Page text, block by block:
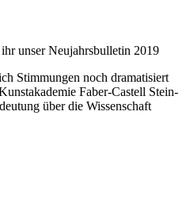
unser Neujahrsbulletin 2019
Stimmungen noch dramatisiert
Faber-Castell Stein-
über die Wissenschaft